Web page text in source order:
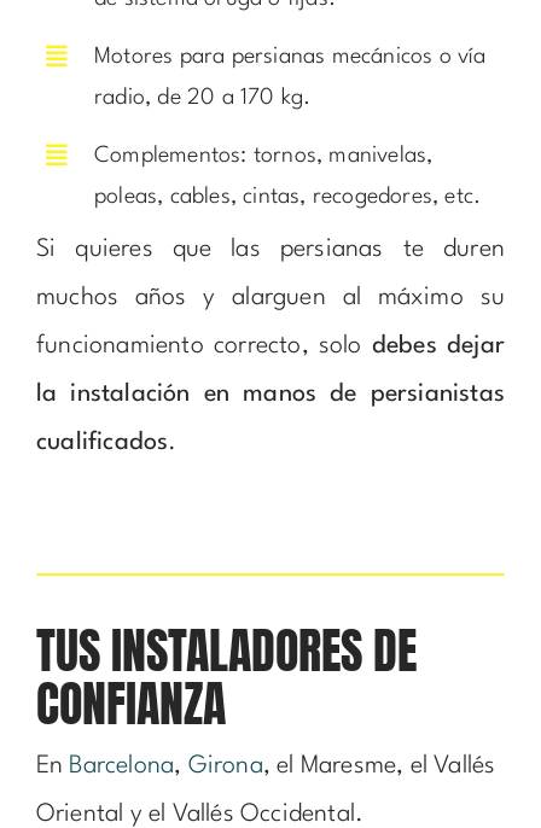
Motores para persianas mecánicos o vía
radio, de 20 a 170 kg.
Complementos: tornos, manivelas,
poleas, cables, cintas, recogedores, etc.
Si quieres que las persianas te duren
muchos años y alarguen al máximo su
funcionamiento correcto, solo debes dejar
la instalación en manos de persianistas
cualificados.
TUS INSTALADORES DE
CONFIANZA
En Barcelona, Girona, el Maresme, el Vallés
Oriental y el Vallés Occidental.